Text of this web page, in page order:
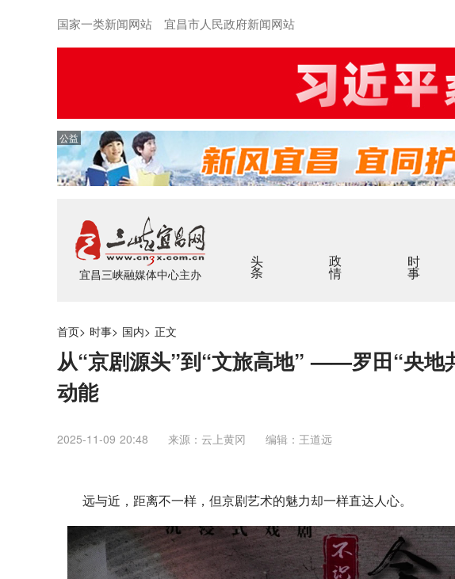
国家一类新闻网站 宜昌市人民政府新闻网站
公益
宜昌三峡融媒体中心主办
头条 政情 时事
首页> 时事> 国内> 正文
从“京剧源头”到“文旅高地” ——罗田“央地
动能
2025-11-09 20:48 来源：云上黄冈 编辑：王道远
远与近，距离不一样，但京剧艺术的魅力却一样直达人心。